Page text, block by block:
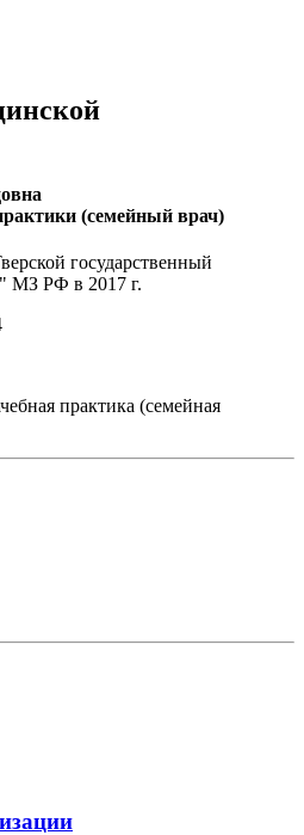
(семейный врач)
государственный
МЗ РФ в 2017 г.
практика (семейная